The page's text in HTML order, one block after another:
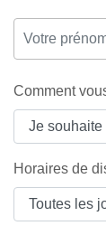
Comment
Horaires de